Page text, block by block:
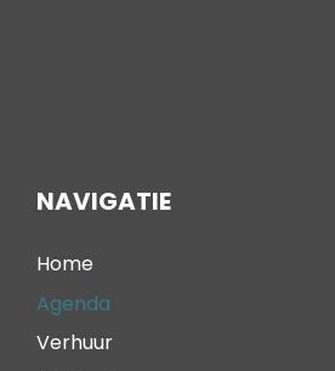
NAVIGATIE
Home
Agenda
Verhuur